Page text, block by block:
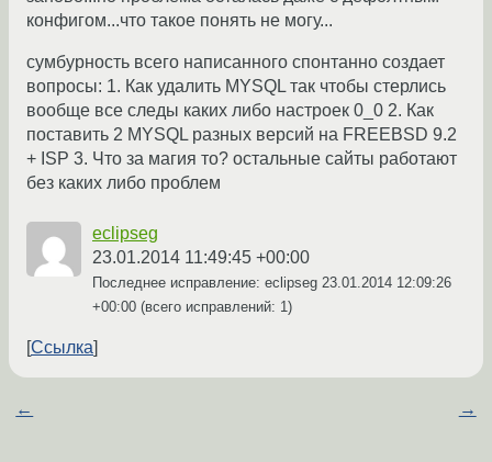
конфигом...что такое понять не могу...
сумбурность всего написанного спонтанно создает
вопросы: 1. Как удалить MYSQL так чтобы стерлись
вообще все следы каких либо настроек 0_0 2. Как
поставить 2 MYSQL разных версий на FREEBSD 9.2
+ ISP 3. Что за магия то? остальные сайты работают
без каких либо проблем
eclipseg
23.01.2014 11:49:45 +00:00
Последнее исправление: eclipseg 23.01.2014 12:09:26
+00:00 (всего исправлений: 1)
Ссылка
← →